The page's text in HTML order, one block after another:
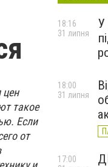
такое
Если
от
У
18:16
31 липня
18:00
31 липня
17:00